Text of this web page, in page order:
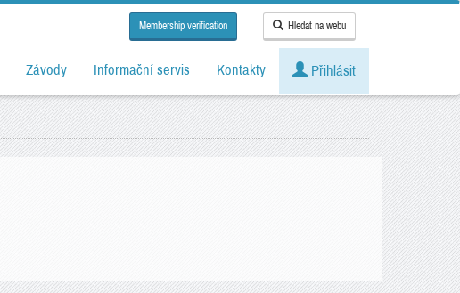
Membership verification Hledat na webu
Závody Informační servis Kontakty Přihlásit